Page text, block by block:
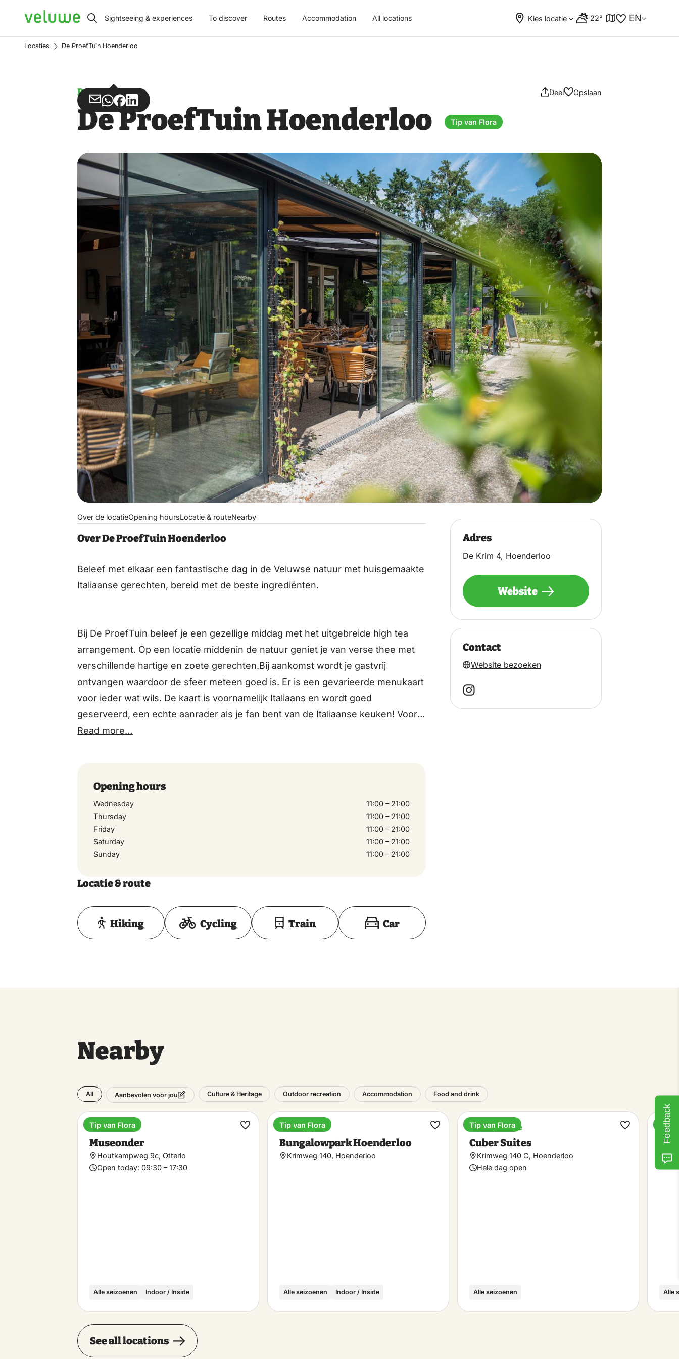
Veluwe Sightseeing & experiences To discover Routes Accommodation All locations Kies locatie 22° EN
Locaties De ProefTuin Hoenderloo
Restaurants Deel
Share
via
Share
via
ShareShare
on
Opslaan
De ProefTuin Hoenderloo Tip van Flora
Over de locatieOpening hoursLocatie & routeNearby
Over De ProefTuin Hoenderloo
Beleef met elkaar een fantastische dag in de Veluwse natuur met huisgemaakte
Italiaanse gerechten, bereid met de beste ingrediënten.
Bij De ProefTuin beleef je een gezellige middag met het uitgebreide high tea
arrangement. Op een locatie middenin de natuur geniet je van verse thee met
verschillende hartige en zoete gerechten.Bij aankomst wordt je gastvrij
ontvangen waardoor de sfeer meteen goed is. Er is een gevarieerde menukaart
voor ieder wat wils. De kaart is voornamelijk Italiaans en wordt goed
geserveerd, een echte aanrader als je fan bent van de Italiaanse keuken! Voor
jong en oud kun je terecht bij De ProefTuin. Er is een speeltuin aanwezig waar
Read more…
Opening hours
Wednesday
11:00 – 21:00
Thursday
11:00 – 21:00
Friday
11:00 – 21:00
Saturday
11:00 – 21:00
Sunday
11:00 – 21:00
Locatie & route
Toon op kaart
Hiking Cycling Train Car
Adres
De Krim 4, Hoenderloo
Website
Contact
Website bezoeken
Nearby
All Aanbevolen voor jou Culture & Heritage Outdoor recreation Accommodation Food and drink
Museum
Museonder
Houtkampweg 9c, Otterlo
Open today: 09:30 – 17:30
Alle seizoenen Indoor / Inside
Tip van Flora
Make
Holiday park
Bungalowpark Hoenderloo
Krimweg 140, Hoenderloo
Alle seizoenen Indoor / Inside
Tip van Flora
Make
Holiday home
Cuber Suites
Krimweg 140 C, Hoenderloo
Hele dag open
Alle seizoenen
Tip van Flora
Make
Alle
Tip
See all locations
Feedback